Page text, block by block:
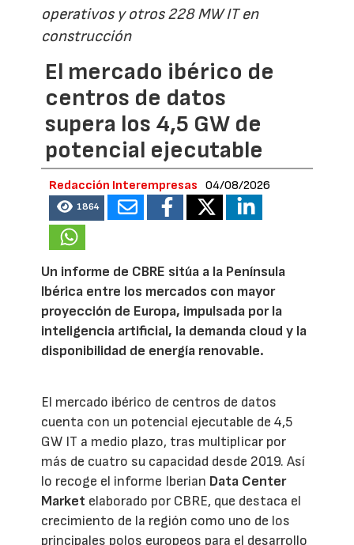
operativos y otros 228 MW IT en
construcción
El mercado ibérico de
centros de datos
supera los 4,5 GW de
potencial ejecutable
Redacción Interempresas 04/08/2026
1864
Un informe de CBRE sitúa a la Península
Ibérica entre los mercados con mayor
proyección de Europa, impulsada por la
inteligencia artificial, la demanda cloud y la
disponibilidad de energía renovable.
El mercado ibérico de centros de datos
cuenta con un potencial ejecutable de 4,5
GW IT a medio plazo, tras multiplicar por
más de cuatro su capacidad desde 2019. Así
lo recoge el informe Iberian Data Center
Market elaborado por CBRE, que destaca el
crecimiento de la región como uno de los
principales polos europeos para el desarrollo